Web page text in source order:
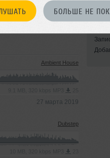
БОЛЬШЕ НЕ
Ambient House
27 марта 2019
Dubstep